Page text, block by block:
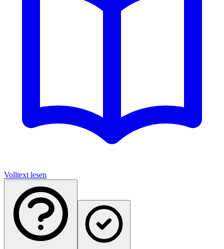
Volltext lesen